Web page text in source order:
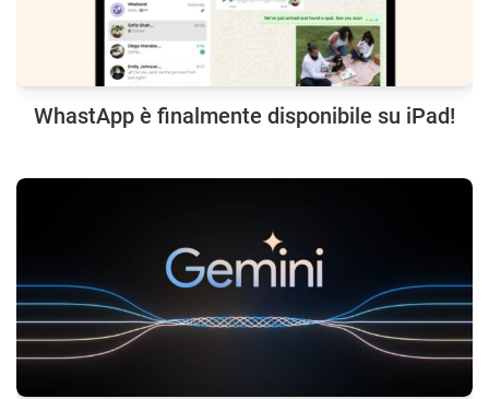
WhastApp è finalmente disponibile su iPad!